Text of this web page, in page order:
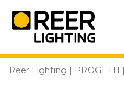
content
Reer Lighting | PROGETTI |